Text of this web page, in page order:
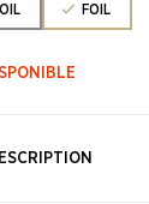
FOIL